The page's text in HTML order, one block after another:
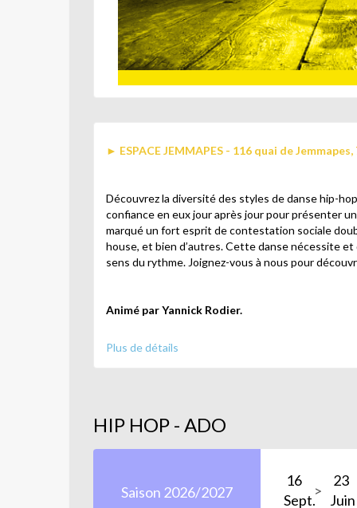
► ESPACE JEMMAPES - 116 quai de
Découvrez la diversité des styles de danse hip-
confiance en eux jour après jour pour présenter
marqué un fort esprit de contestation sociale
house, et bien d’autres. Cette danse nécessite
sens du rythme. Joignez-vous à nous pour
Animé par Yannick Rodier.
Souhaitez vous autoriser
(Si le contenu ne
Oui
Plus de détails
HIP HOP - ADO
Saison 2026/2027
16
Sept.
23
Juin